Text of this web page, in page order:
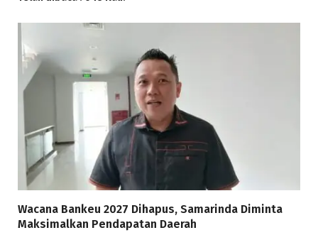
Wacana Bankeu 2027 Dihapus, Samarinda Diminta
Maksimalkan Pendapatan Daerah